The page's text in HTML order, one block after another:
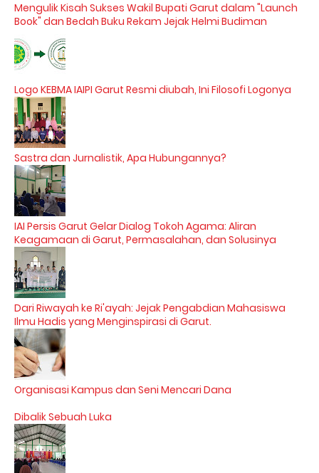
Mengulik Kisah Sukses Wakil Bupati Garut dalam "Launch
Book" dan Bedah Buku Rekam Jejak Helmi Budiman
Logo KEBMA IAIPI Garut Resmi diubah, Ini Filosofi Logonya
Sastra dan Jurnalistik, Apa Hubungannya?
IAI Persis Garut Gelar Dialog Tokoh Agama: Aliran
Keagamaan di Garut, Permasalahan, dan Solusinya
Dari Riwayah ke Ri'ayah: Jejak Pengabdian Mahasiswa
Ilmu Hadis yang Menginspirasi di Garut.
Organisasi Kampus dan Seni Mencari Dana
Dibalik Sebuah Luka